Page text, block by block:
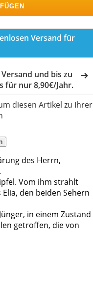
Versand für
Versand und bis zu
für nur 8,90€/Jahr.
diesen Artikel zu Ihrer
des Herrn,
Vom ihm strahlt
den beiden Sehern
in einem Zustand
getroffen, die von